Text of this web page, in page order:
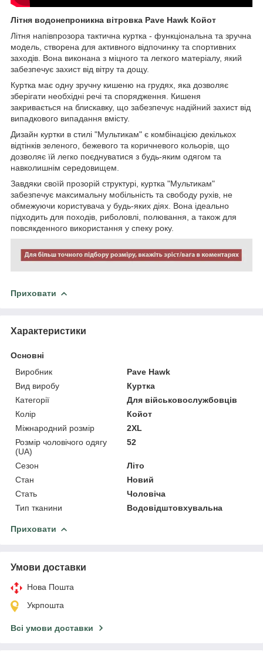
Літня водонепроникна вітровка Pave Hawk Койот
Літня напівпрозора тактична куртка - функціональна та зручна
модель, створена для активного відпочинку та спортивних
заходів. Вона виконана з міцного та легкого матеріалу, який
забезпечує захист від вітру та дощу.
Куртка має одну зручну кишеню на грудях, яка дозволяє
зберігати необхідні речі та спорядження. Кишеня
закривається на блискавку, що забезпечує надійний захист від
випадкового випадання вмісту.
Дизайн куртки в стилі "Мультикам" є комбінацією декількох
відтінків зеленого, бежевого та коричневого кольорів, що
дозволяє їй легко поєднуватися з будь-яким одягом та
навколишнім середовищем.
Завдяки своїй прозорій структурі, куртка "Мультикам"
забезпечує максимальну мобільність та свободу рухів, не
обмежуючи користувача у будь-яких діях. Вона ідеально
підходить для походів, риболовлі, полювання, а також для
повсякденного використання у спеку року.
Приховати
Характеристики
Основні
Виробник
Pave Hawk
Вид виробу
Куртка
Категорії
Для військовослужбовців
Колір
Койот
Міжнародний розмір
2XL
Розмір чоловічого одягу
(UA)
52
Сезон
Літо
Стан
Новий
Стать
Чоловіча
Тип тканини
Водовідштовхувальна
Приховати
Умови доставки
Нова Пошта
Укрпошта
Всі умови доставки